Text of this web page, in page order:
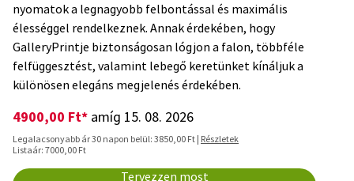
nyomatok a legnagyobb felbontással és maximális
élességgel rendelkeznek. Annak érdekében, hogy
GalleryPrintje biztonságosan lógjon a falon, többféle
felfüggesztést, valamint lebegő keretünket kínáljuk a
különösen elegáns megjelenés érdekében.
4900,00 Ft* amíg 15. 08. 2026
Legalacsonyabb ár 30 napon belül: 3850,00 Ft | Részletek
Listaár: 7000,00 Ft
Tervezzen most